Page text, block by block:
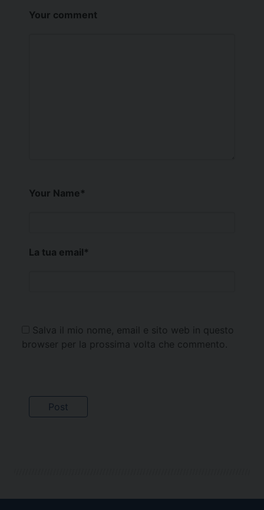
Your comment
Your Name*
La tua email*
Salva il mio nome, email e sito web in questo
browser per la prossima volta che commento.